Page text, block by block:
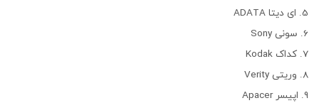
ای دیتا ADATA
سونی Sony
کداک Kodak
وریتی Verity
اپیسر Apacer